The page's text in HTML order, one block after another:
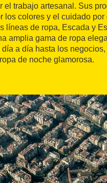
el trabajo artesanal. Sus
los colores y el cuidado por
líneas de ropa, Escada y
amplia gama de ropa
día a día hasta los
de noche glamorosa.